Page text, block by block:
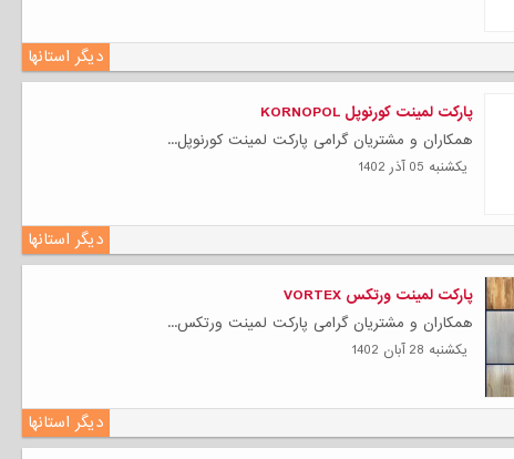
دیگر استانها
پارکت لمینت کورنوپل KORNOPOL
همکاران و مشتریان گرامی پارکت لمینت کورنوپل...
يكشنبه 05 آذر 1402
دیگر استانها
پارکت لمینت ورتکس VORTEX
همکاران و مشتریان گرامی پارکت لمینت ورتکس...
يكشنبه 28 آبان 1402
دیگر استانها